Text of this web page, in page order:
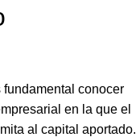
conocer
en la que el
al capital aportado.